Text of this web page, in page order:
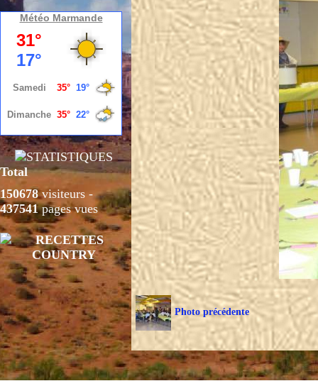
Météo Marmande
Total
150678visiteurs -
437541pages vues
Photo précédente